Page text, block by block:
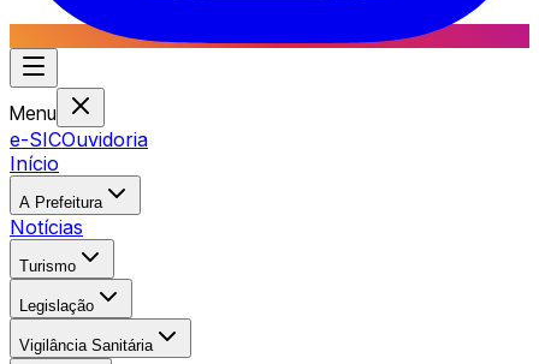
Menu
e-SICOuvidoria
Início
A Prefeitura
Notícias
Turismo
Legislação
Vigilância Sanitária